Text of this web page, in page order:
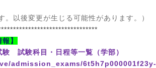
。以後変更が生じる可能性があります。）
】
試験科目・日程等一覧（学部）
admission_exams/6t5h7p000001f23y-